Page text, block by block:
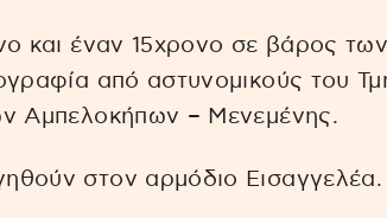
και έναν 15χρονο σε βάρος
από αστυνομικούς του
Αμπελοκήπων – Μενεμένης.
στον αρμόδιο Εισαγγελέα.